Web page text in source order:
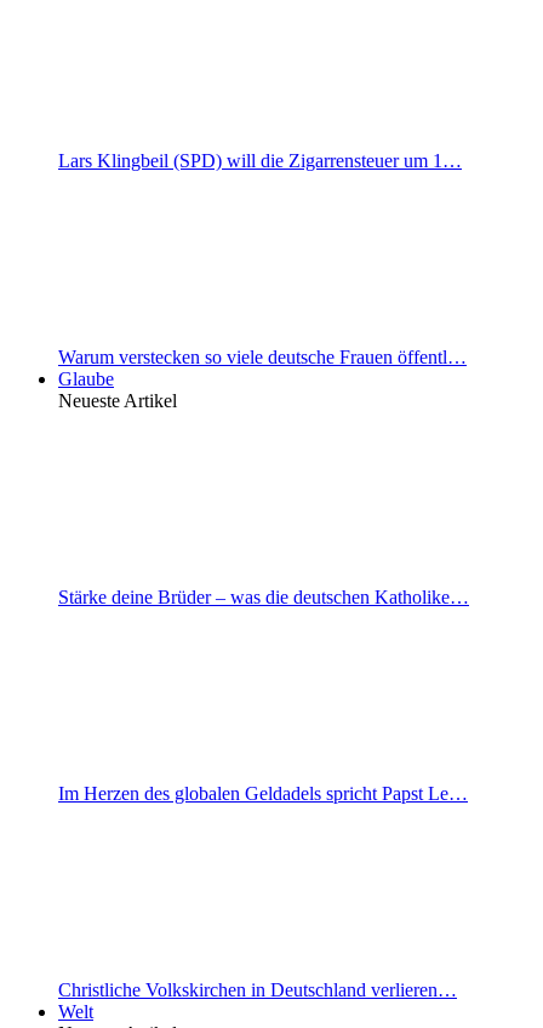
Lars Klingbeil (SPD) will die Zigarrensteuer um 1…
Warum verstecken so viele deutsche Frauen öffentl…
Glaube
Neueste Artikel
Stärke deine Brüder – was die deutschen Katholike…
Im Herzen des globalen Geldadels spricht Papst Le…
Christliche Volkskirchen in Deutschland verlieren…
Welt